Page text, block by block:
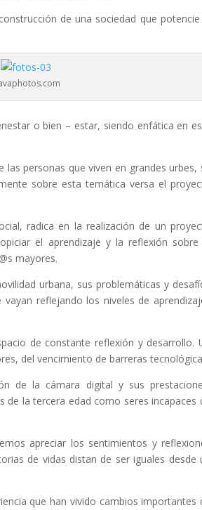
de una sociedad que potencie
o bien – estar, siendo enfática en
personas que viven en grandes urbes,
sobre esta temática versa el
radica en la realización de un
el aprendizaje y la reflexión sobre
mayores.
urbana, sus problemáticas y
reflejando los niveles de
de constante reflexión y desarrollo.
del vencimiento de barreras
de la cámara digital y sus
la tercera edad como seres incapaces
apreciar los sentimientos y
de vidas distan de ser iguales desde
que han vivido cambios importantes